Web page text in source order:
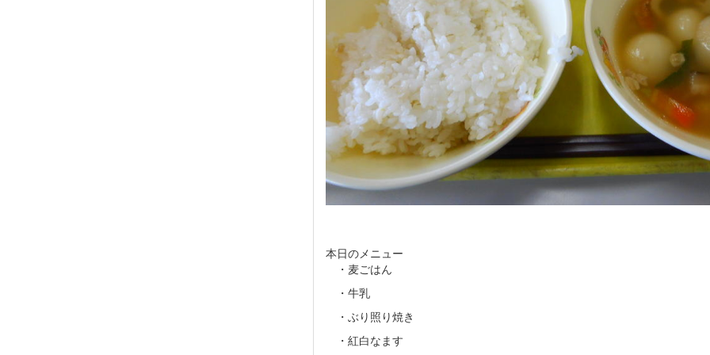
本日のメニュー
・麦ごはん
・牛乳
・ぶり照り焼き
・紅白なます